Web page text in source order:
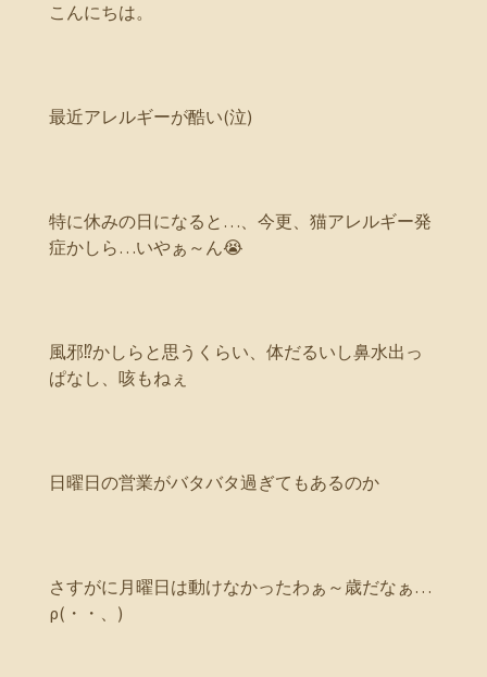
こんにちは。
最近アレルギーが酷い(泣)
特に休みの日になると…、今更、猫アレルギー発
症かしら…いやぁ～ん😭
風邪⁉かしらと思うくらい、体だるいし鼻水出っ
ぱなし、咳もねぇ
日曜日の営業がバタバタ過ぎてもあるのか
さすがに月曜日は動けなかったわぁ～歳だなぁ…
ρ(・・、)